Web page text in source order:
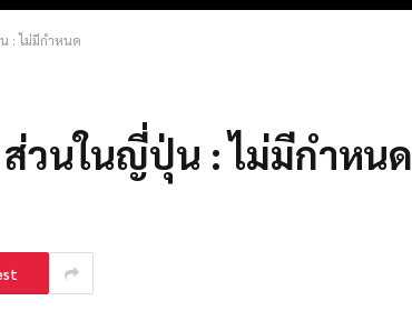
: ไม่มีกำหนด
ส่วนในญี่ปุ่น : ไม่มีกำหนด